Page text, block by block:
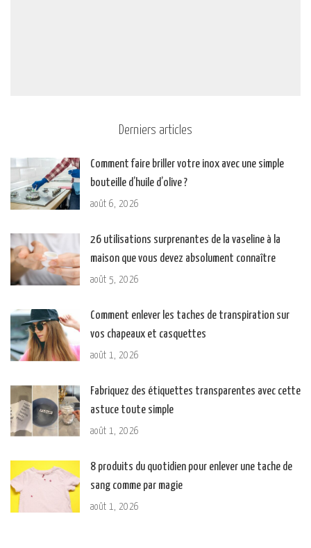
Derniers articles
Comment faire briller votre inox avec une simple
bouteille d’huile d’olive ?
août 6, 2026
26 utilisations surprenantes de la vaseline à la
maison que vous devez absolument connaître
août 5, 2026
Comment enlever les taches de transpiration sur
vos chapeaux et casquettes
août 1, 2026
Fabriquez des étiquettes transparentes avec cette
astuce toute simple
août 1, 2026
8 produits du quotidien pour enlever une tache de
sang comme par magie
août 1, 2026